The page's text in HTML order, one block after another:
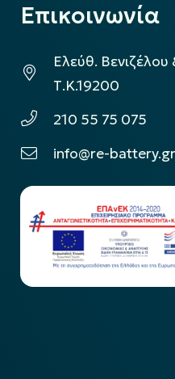
Επικοινωνία
Ελεύθ.
Τ.Κ.19200
210 55 75 075
info@re-battery.gr